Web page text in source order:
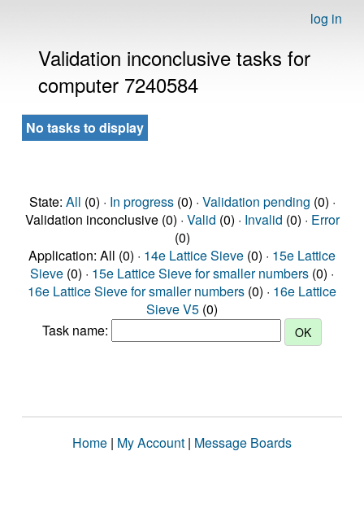
log in
Validation inconclusive tasks for
computer 7240584
No tasks to display
State: All (0) · In progress(0) · Validation pending (0) ·
Validation inconclusive (0) · Valid (0) · Invalid (0) · Error
(0)
Application: All (0) · 14e Lattice Sieve (0) · 15e Lattice
Sieve (0) · 15e Lattice Sieve for smaller numbers (0) ·
16e Lattice Sieve for smaller numbers (0) · 16e Lattice
Sieve V5 (0)
Task name:
Home | My Account | Message Boards